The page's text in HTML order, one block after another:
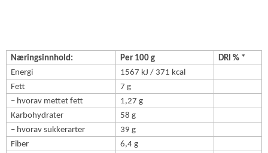
Næringsinnhold: Per 100 g
DRI % *
Energi
1567 kJ / 371 kcal
Fett
7 g
– hvorav mettet fett
1,27 g
Karbohydrater
58 g
– hvorav sukkerarter
39 g
Fiber
6,4 g